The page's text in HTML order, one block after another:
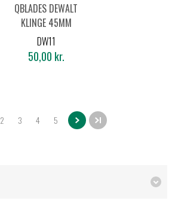
QBLADES DEWALT
KLINGE 45MM
UNIVERSAL
DW11
50,00 kr.
2 3 4 5